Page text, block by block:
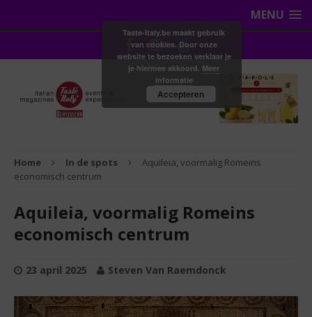
MENU
Home In de spots
Aquileia, voormalig Romeins
economisch centrum
Aquileia, voormalig Romeins
economisch centrum
23 april 2025 Steven Van Raemdonck
Taste-Italy.be maakt gebruik
van cookies. Door onze
website te bezoeken verklaar je
je hiermee akkoord. Meer
informatie
Accepteren